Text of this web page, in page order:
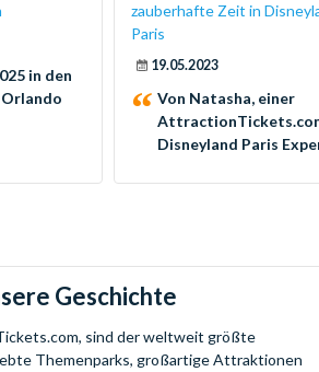
in den
zauberhafte Zeit in
Paris
19.05.2023
Von Natasha, einer
Disneyland Paris
Geschichte
sind der weltweit größte
Themenparks, großartige Attraktionen